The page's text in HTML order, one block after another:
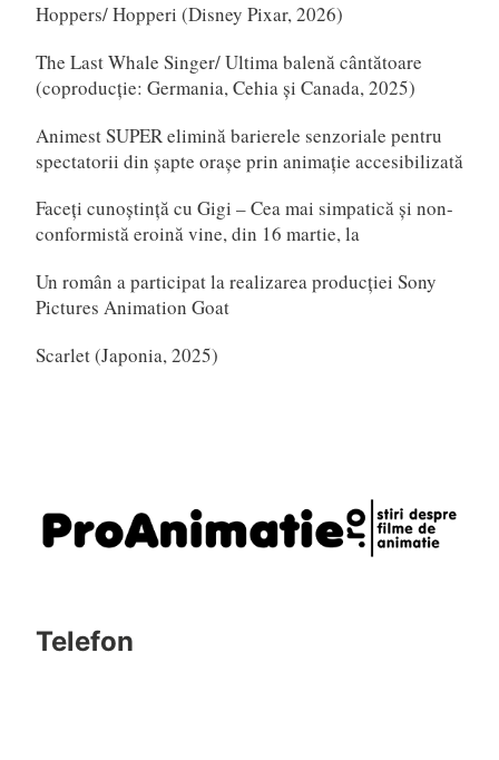
Hoppers/ Hopperi (Disney Pixar, 2026)
The Last Whale Singer/ Ultima balenă cântătoare
(coproducție: Germania, Cehia și Canada, 2025)
Animest SUPER elimină barierele senzoriale pentru
spectatorii din șapte orașe prin animație accesibilizată
Faceți cunoștință cu Gigi – Cea mai simpatică și non-
conformistă eroină vine, din 16 martie, la
Un român a participat la realizarea producției Sony
Pictures Animation Goat
Scarlet (Japonia, 2025)
Telefon